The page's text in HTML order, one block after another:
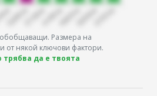
обобщаващи. Размера на
от някой ключови фактори.
да е твоята